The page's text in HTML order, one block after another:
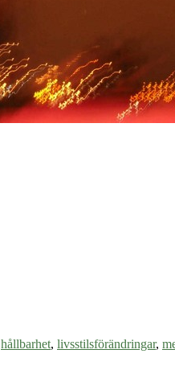
hållbarhet, livsstilsförändringar,